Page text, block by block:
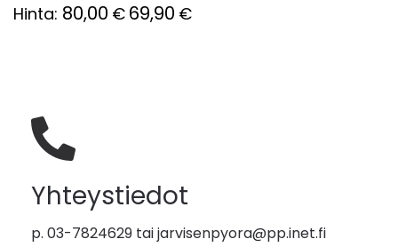
Hinta: 80,00 € 69,90 €
Yhteystiedot
p. 03-7824629 taijarvisenpyora@pp.inet.fi